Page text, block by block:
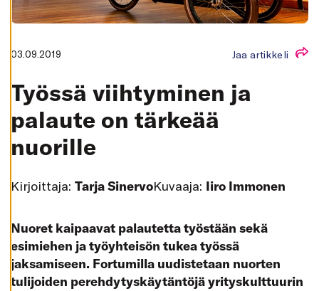
K
A
I
Y
K
A
T
E
T
03.09.2019 Jaa artikkeli
Työssä viihtyminen ja
palaute on tärkeää
nuorille
Kirjoittaja: Tarja SinervoKuvaaja: Iiro Immonen
Nuoret kaipaavat palautetta työstään sekä
esimiehen ja työyhteisön tukea työssä
jaksamiseen. Fortumilla uudistetaan nuorten
tulijoiden perehdytyskäytäntöjä yrityskulttuurin